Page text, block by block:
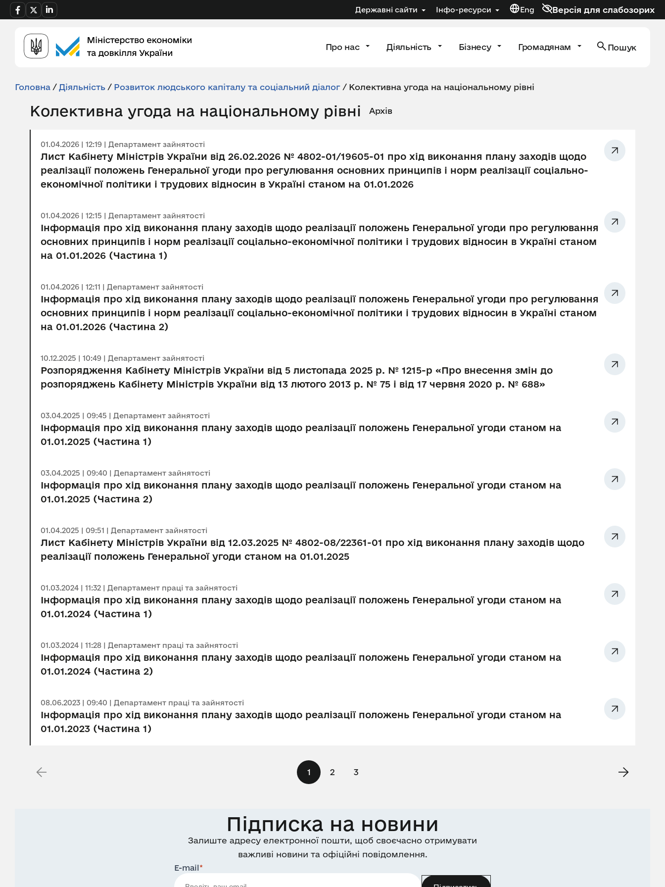
Державні сайти Інфо-ресурси Eng Версія для слабозорих
Про нас Діяльність Бізнесу Громадянам Пошук
Головна / Діяльність / Розвиток людського капіталу та соціальний діалог / Колективна угода на національному рівні
Колективна угода на національному рівні Архів
01.04.2026 | 12:19 | Департамент зайнятості
Лист Кабінету Міністрів України від 26.02.2026 № 4802-01/19605-01 про хід виконання плану заходів щодо
реалізації положень Генеральної угоди про регулювання основних принципів і норм реалізації соціально-
економічної політики і трудових відносин в Україні станом на 01.01.2026
01.04.2026 | 12:15 | Департамент зайнятості
Інформація про хід виконання плану заходів щодо реалізації положень Генеральної угоди про регулювання
основних принципів і норм реалізації соціально-економічної політики і трудових відносин в Україні станом
на 01.01.2026 (Частина 1)
01.04.2026 | 12:11 | Департамент зайнятості
Інформація про хід виконання плану заходів щодо реалізації положень Генеральної угоди про регулювання
основних принципів і норм реалізації соціально-економічної політики і трудових відносин в Україні станом
на 01.01.2026 (Частина 2)
10.12.2025 | 10:49 | Департамент зайнятості
Розпорядження Кабінету Міністрів України від 5 листопада 2025 р. № 1215-р «Про внесення змін до
розпоряджень Кабінету Міністрів України від 13 лютого 2013 р. № 75 і від 17 червня 2020 р. № 688»
03.04.2025 | 09:45 | Департамент зайнятості
Інформація про хід виконання плану заходів щодо реалізації положень Генеральної угоди станом на
01.01.2025 (Частина 1)
03.04.2025 | 09:40 | Департамент зайнятості
Інформація про хід виконання плану заходів щодо реалізації положень Генеральної угоди станом на
01.01.2025 (Частина 2)
01.04.2025 | 09:51 | Департамент зайнятості
Лист Кабінету Міністрів України від 12.03.2025 № 4802-08/22361-01 про хід виконання плану заходів щодо
реалізації положень Генеральної угоди станом на 01.01.2025
01.03.2024 | 11:32 | Департамент праці та зайнятості
Інформація про хід виконання плану заходів щодо реалізації положень Генеральної угоди станом на
01.01.2024 (Частина 1)
01.03.2024 | 11:28 | Департамент праці та зайнятості
Інформація про хід виконання плану заходів щодо реалізації положень Генеральної угоди станом на
01.01.2024 (Частина 2)
08.06.2023 | 09:40 | Департамент праці та зайнятості
Інформація про хід виконання плану заходів щодо реалізації положень Генеральної угоди станом на
01.01.2023 (Частина 1)
1 2 3
Підписка на новини
Залиште адресу електронної пошти, щоб своєчасно отримувати
важливі новини та офіційні повідомлення.
E-mail*